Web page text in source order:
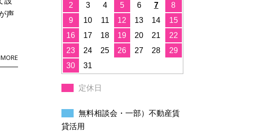
声
2
3 4 5 6 7
8
9
10 11 12 13 14
15
16
17 18 19 20 21
22
23
24 25 26 27 28
29
30
31
定休日
無料相談会・一部）不動産賃
貸活用